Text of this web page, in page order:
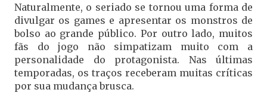
Naturalmente, o seriado se tornou uma forma de
divulgar os games e apresentar os monstros de
bolso ao grande público. Por outro lado, muitos
fãs do jogo não simpatizam muito com a
personalidade do protagonista. Nas últimas
temporadas, os traços receberam muitas críticas
por sua mudança brusca.